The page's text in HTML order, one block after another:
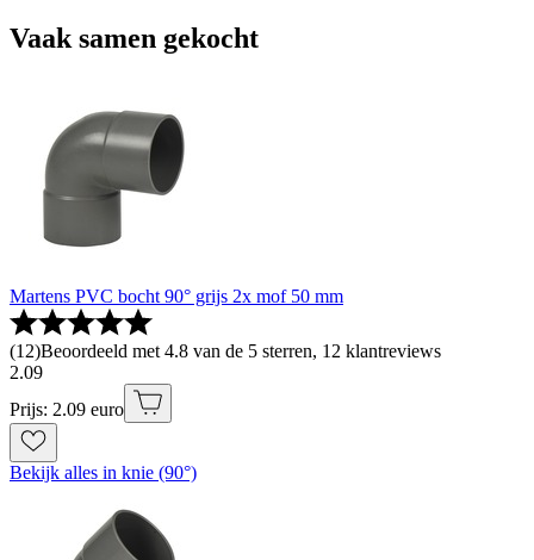
Vaak samen gekocht
Martens PVC bocht 90° grijs 2x mof 50 mm
(12)Beoordeeld met 4.8 van de 5 sterren, 12 klantreviews
2.09
Prijs: 2.09 euro
Bekijk alles in knie (90°)